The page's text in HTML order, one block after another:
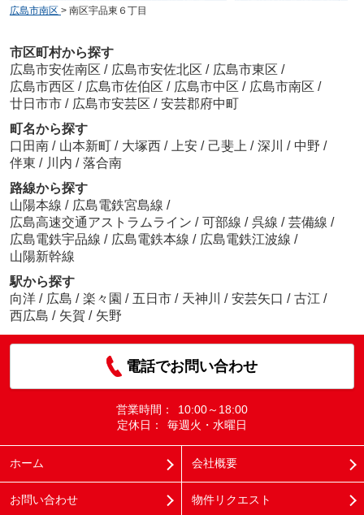
広島市南区 > 南区宇品東６丁目
市区町村から探す
広島市安佐南区 / 広島市安佐北区 / 広島市東区 /
広島市西区 / 広島市佐伯区 / 広島市中区 / 広島市南区 /
廿日市市 / 広島市安芸区 / 安芸郡府中町
町名から探す
口田南 / 山本新町 / 大塚西 / 上安 / 己斐上 / 深川 / 中野 /
伴東 / 川内 / 落合南
路線から探す
山陽本線 / 広島電鉄宮島線 /
広島高速交通アストラムライン / 可部線 / 呉線 / 芸備線 /
広島電鉄宇品線 / 広島電鉄本線 / 広島電鉄江波線 /
山陽新幹線
駅から探す
向洋 / 広島 / 楽々園 / 五日市 / 天神川 / 安芸矢口 / 古江 /
西広島 / 矢賀 / 矢野
電話でお問い合わせ
営業時間：
10:00～18:00
定休日：
毎週火・水曜日
ホーム 会社概要
お問い合わせ 物件リクエスト